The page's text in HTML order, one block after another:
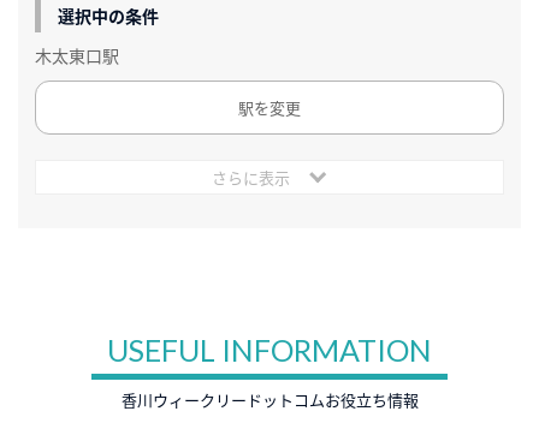
選択中の条件
木太東口駅
駅を変更
さらに表示
USEFUL INFORMATION
香川ウィークリードットコムお役立ち情報